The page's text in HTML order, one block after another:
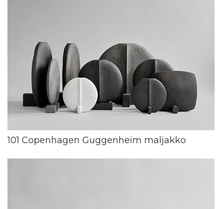
101 Copenhagen Guggenheim maljakko